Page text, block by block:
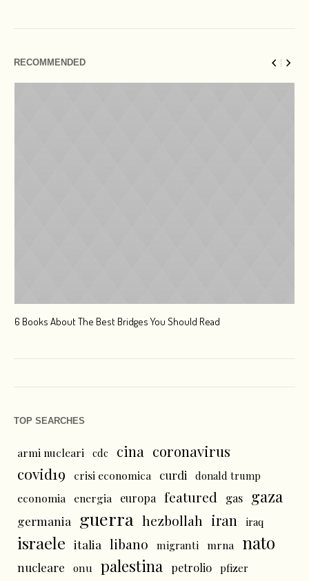
RECOMMENDED
6 Books About The Best Bridges You Should Read
TOP SEARCHES
armi nucleari cdc cina coronavirus
covid19 crisi economica curdi donald trump
economia energia europa featured gas gaza
germania guerra hezbollah iran iraq
israele italia libano migranti mrna nato
nucleare onu palestina petrolio pfizer